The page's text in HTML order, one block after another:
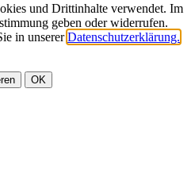
und Drittinhalte verwendet. Im
geben oder widerrufen.
in unsererDatenschutzerklärung.
OK